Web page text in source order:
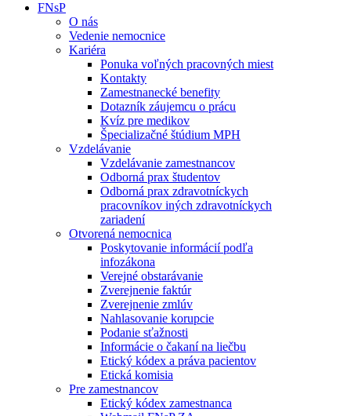
FNsP
O nás
Vedenie nemocnice
Kariéra
Ponuka voľných pracovných miest
Kontakty
Zamestnanecké benefity
Dotazník záujemcu o prácu
Kvíz pre medikov
Špecializačné štúdium MPH
Vzdelávanie
Vzdelávanie zamestnancov
Odborná prax študentov
Odborná prax zdravotníckych
pracovníkov iných zdravotníckych
zariadení
Otvorená nemocnica
Poskytovanie informácií podľa
infozákona
Verejné obstarávanie
Zverejnenie faktúr
Zverejnenie zmlúv
Nahlasovanie korupcie
Podanie sťažnosti
Informácie o čakaní na liečbu
Etický kódex a práva pacientov
Etická komisia
Pre zamestnancov
Etický kódex zamestnanca